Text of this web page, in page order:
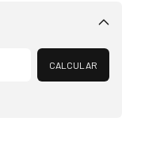
Alterar CEP
CALCULAR